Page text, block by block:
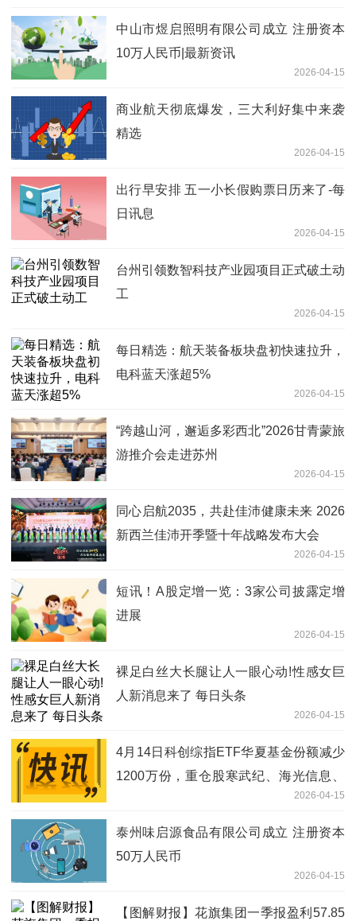
中山市煜启照明有限公司成立 注册资本
10万人民币|最新资讯
2026-04-15
商业航天彻底爆发，三大利好集中来袭
精选
2026-04-15
出行早安排 五一小长假购票日历来了-每
日讯息
2026-04-15
台州引领数智科技产业园项目正式破土动
工
2026-04-15
每日精选：航天装备板块盘初快速拉升，
电科蓝天涨超5%
2026-04-15
“跨越山河，邂逅多彩西北”2026甘青蒙旅
游推介会走进苏州
2026-04-15
同心启航2035，共赴佳沛健康未来 2026
新西兰佳沛开季暨十年战略发布大会
2026-04-15
短讯！A股定增一览：3家公司披露定增
进展
2026-04-15
裸足白丝大长腿让人一眼心动!性感女巨
人新消息来了 每日头条
2026-04-15
4月14日科创综指ETF华夏基金份额减少
1200万份，重仓股寒武纪、海光信息、
2026-04-15
泰州味启源食品有限公司成立 注册资本
50万人民币
2026-04-15
【图解财报】花旗集团一季报盈利57.85